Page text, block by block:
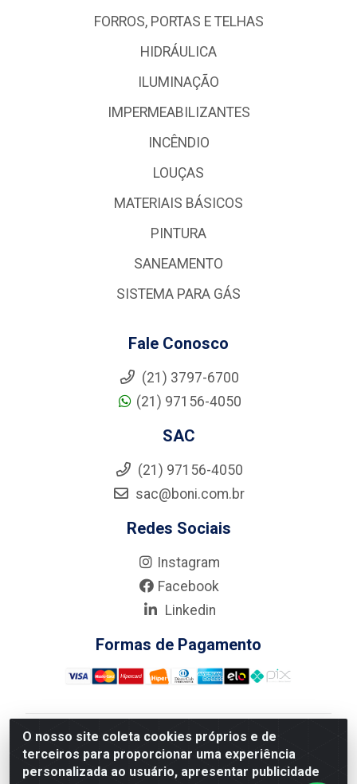
O nosso site coleta cookies próprios e de
terceiros para proporcionar uma experiência
personalizada ao usuário, apresentar publicidade
FORROS, PORTAS E TELHAS
HIDRÁULICA
ILUMINAÇÃO
IMPERMEABILIZANTES
INCÊNDIO
LOUÇAS
MATERIAIS BÁSICOS
PINTURA
SANEAMENTO
SISTEMA PARA GÁS
Fale Conosco
(21) 3797-6700
(21) 97156-4050
SAC
(21) 97156-4050
sac@boni.com.br
Redes Sociais
Instagram
Facebook
Linkedin
Formas de Pagamento
Nova Boni Distribuidora de Material de Construção LTDA
- Rua Alice Tibiriçá, 330 - Vila Da Penha, Rio de
Janeiro/RJ - CEP: 21.210-110 - CNPJ: 11.003.135/0001-